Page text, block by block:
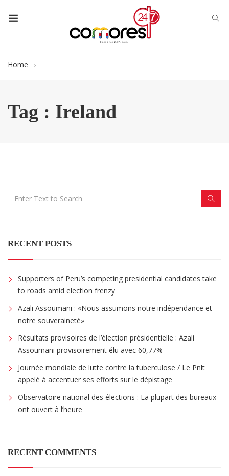
Home
Tag : Ireland
RECENT POSTS
Supporters of Peru’s competing presidential candidates take
to roads amid election frenzy
Azali Assoumani : «Nous assumons notre indépendance et
notre souveraineté»
Résultats provisoires de l’élection présidentielle : Azali
Assoumani provisoirement élu avec 60,77%
Journée mondiale de lutte contre la tuberculose / Le Pnlt
appelé à accentuer ses efforts sur le dépistage
Observatoire national des élections : La plupart des bureaux
ont ouvert à l’heure
RECENT COMMENTS